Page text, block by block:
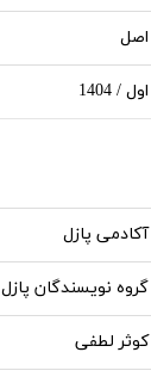
اصل
اول / 1404
آکادمی پازل
گروه نویسندگان پازل
کوثر لطفی